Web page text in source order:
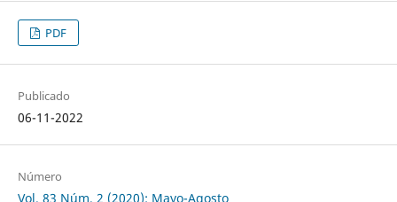
PDF
Publicado
06-11-2022
Número
Vol. 83 Núm. 2 (2020): Mayo-Agosto